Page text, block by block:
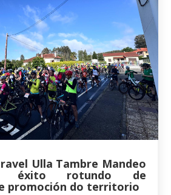
Ulla Tambre Mandeo
éxito rotundo de
promoción do territorio